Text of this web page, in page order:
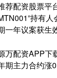
荐配资股票平
持有
一年议案获生
万配资APP下
期主力合约涨